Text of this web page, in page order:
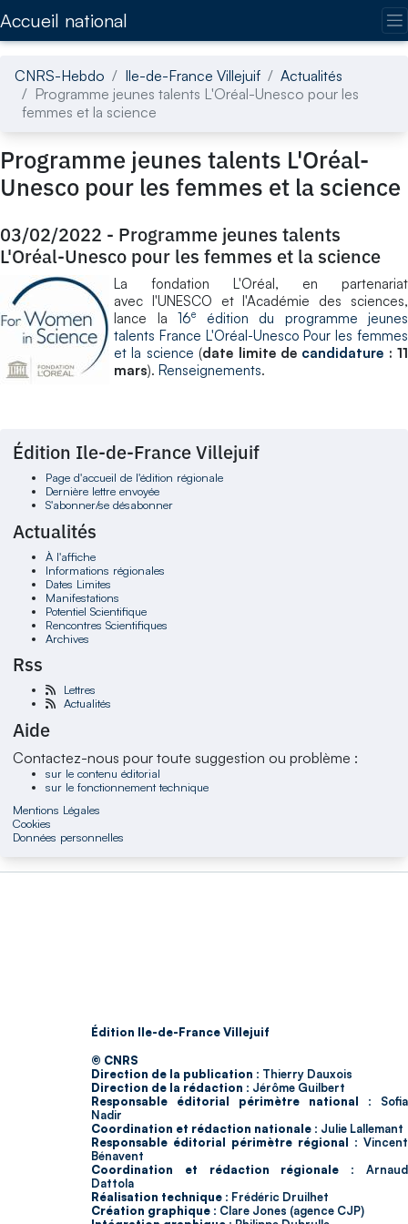
Accueil national
CNRS-Hebdo Ile-de-France Villejuif
Actualités
Programme jeunes talents L'Oréal-Unesco pour les
femmes et la science
Programme jeunes talents L'Oréal-
Unesco pour les femmes et la science
03/02/2022 - Programme jeunes talents
L'Oréal-Unesco pour les femmes et la science
La fondation L'Oréal, en partenariat
avec l'UNESCO et l'Académie des sciences,
lance la 16e
édition du programme jeunes
talents France L'Oréal-Unesco Pour les femmes
et la science (date limite de candidature : 11
mars). Renseignements.
Édition Ile-de-France Villejuif
Page d'accueil de l'édition régionale
Dernière lettre envoyée
S'abonner/se désabonner
Actualités
À l'affiche
Informations régionales
Dates Limites
Manifestations
Potentiel Scientifique
Rencontres Scientifiques
Archives
Rss
Lettres
Actualités
Aide
Contactez-nous pour toute suggestion ou problème :
sur le contenu éditorial
sur le fonctionnement technique
Mentions Légales
Cookies
Données personnelles
Édition Ile-de-France Villejuif
© CNRS
Direction de la publication : Thierry Dauxois
Direction de la rédaction : Jérôme Guilbert
Responsable éditorial périmètre national : Sofia
Nadir
Coordination et rédaction nationale : Julie Lallemant
Responsable éditorial périmètre régional : Vincent
Bénavent
Coordination et rédaction régionale : Arnaud
Dattola
Réalisation technique : Frédéric Druilhet
Création graphique : Clare Jones (agence CJP)